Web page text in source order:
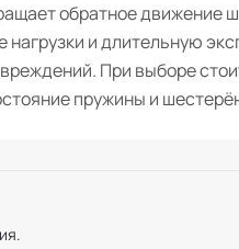
обратное движение
и длительную
При выборе
пружины и